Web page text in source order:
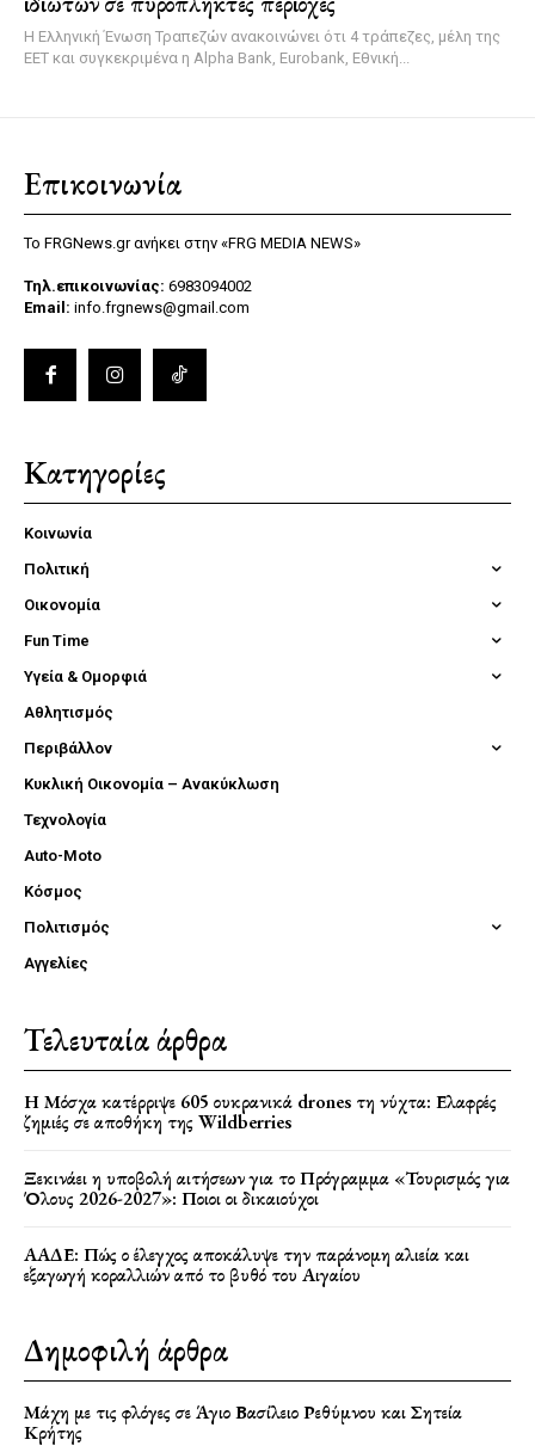
Η Ελληνική Ένωση Τραπεζών ανακοινώνει ότι 4 τράπεζες, μέλη της
ΕΕΤ και συγκεκριμένα η Alpha Bank, Eurobank, Εθνική...
Επικοινωνία
Το FRGNews.gr ανήκει στην «FRG MEDIA NEWS»
Τηλ.επικοινωνίας: 6983094002
Email: info.frgnews@gmail.com
Κατηγορίες
Κοινωνία
Πολιτική
Οικονομία
Fun Time
Υγεία & Ομορφιά
Αθλητισμός
Περιβάλλον
Κυκλική Οικονομία – Ανακύκλωση
Τεχνολογία
Auto-Moto
Κόσμος
Πολιτισμός
Αγγελίες
Τελευταία άρθρα
Η Μόσχα κατέρριψε 605 ουκρανικά drones τη νύχτα: Ελαφρές
ζημιές σε αποθήκη της Wildberries
Ξεκινάει η υποβολή αιτήσεων για το Πρόγραμμα «Τουρισμός για
Όλους 2026-2027»: Ποιοι οι δικαιούχοι
ΑΑΔΕ: Πώς ο έλεγχος αποκάλυψε την παράνομη αλιεία και
εξαγωγή κοραλλιών από το βυθό του Αιγαίου
Δημοφιλή άρθρα
Μάχη με τις φλόγες σε Άγιο Βασίλειο Ρεθύμνου και Σητεία
Κρήτης